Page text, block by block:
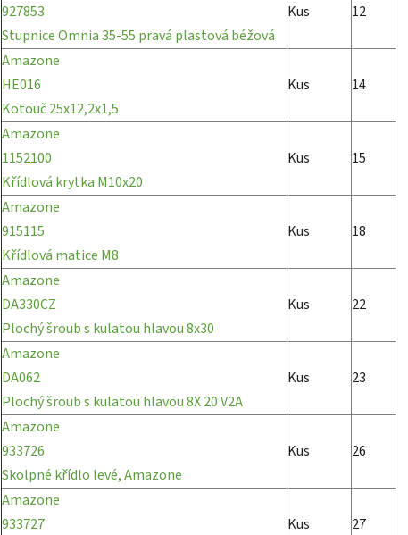
927853
Stupnice Omnia 35-55 pravá plastová béžová
Kus 12
Amazone
HE016
Kotouč 25x12,2x1,5
Kus 14
Amazone
1152100
Křídlová krytka M10x20
Kus 15
Amazone
915115
Křídlová matice M8
Kus 18
Amazone
DA330CZ
Plochý šroub s kulatou hlavou 8x30
Kus 22
Amazone
DA062
Plochý šroub s kulatou hlavou 8X 20 V2A
Kus 23
Amazone
933726
Skolpné křídlo levé, Amazone
Kus 26
Amazone
933727
Kus 27